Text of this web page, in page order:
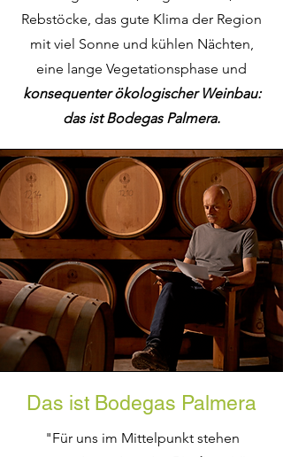
Rebstöcke, das gute Klima der Region
mit viel Sonne und kühlen Nächten,
eine lange Vegetationsphase und
konsequenter ökologischer Weinbau:
das ist Bodegas Palmera.
Das ist Bodegas Palmera
"Für uns im Mittelpunkt stehen